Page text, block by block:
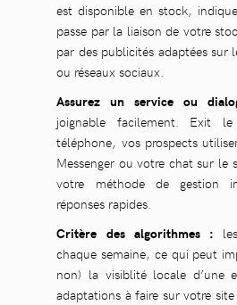
est disponible en stock,
passe par la liaison de votre
par des publicités adaptées sur
ou réseaux sociaux.
Assurez un service ou
joignable facilement. Exit
téléphone, vos prospects
Messenger ou votre chat sur le
votre méthode de gestion
réponses rapides.
Critère des algorithmes :
chaque semaine, ce qui peut
non) la visiblité locale d’une
adaptations à faire sur votre